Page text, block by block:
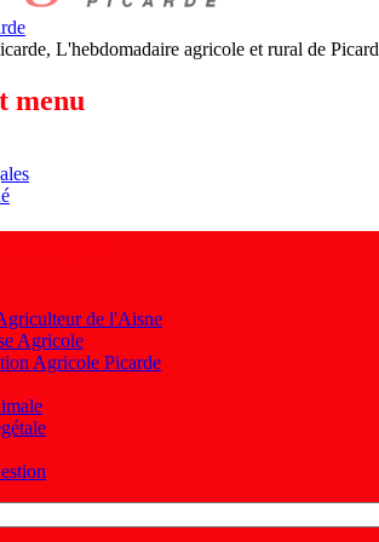
L'hebdomadaire agricole et rural de
menu
de l'Aisne
Agricole
Agricole Picarde